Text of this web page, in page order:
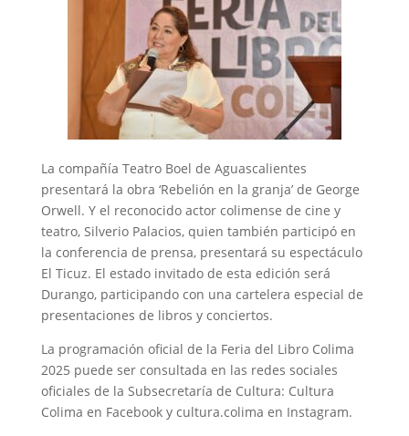
La compañía Teatro Boel de Aguascalientes
presentará la obra ‘Rebelión en la granja’ de George
Orwell. Y el reconocido actor colimense de cine y
teatro, Silverio Palacios, quien también participó en
la conferencia de prensa, presentará su espectáculo
El Ticuz. El estado invitado de esta edición será
Durango, participando con una cartelera especial de
presentaciones de libros y conciertos.
La programación oficial de la Feria del Libro Colima
2025 puede ser consultada en las redes sociales
oficiales de la Subsecretaría de Cultura: Cultura
Colima en Facebook y cultura.colima en Instagram.